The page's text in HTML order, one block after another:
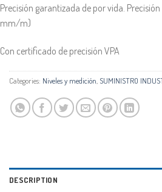
Precisión garantizada de por vida.
mm/m)
Con certificado de precisión VPA
Categories: Niveles y medición, SUMINISTRO
DESCRIPTION